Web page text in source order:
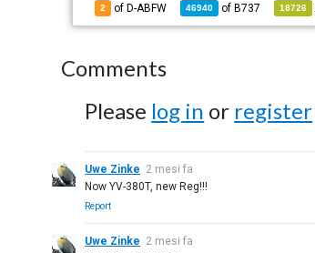
2 of D-ABFW 46940 of B737 18726
Comments
Please log in or register
Uwe Zinke 2 mesi fa
Now YV-380T, new Reg!!!
Report
Uwe Zinke 2 mesi fa